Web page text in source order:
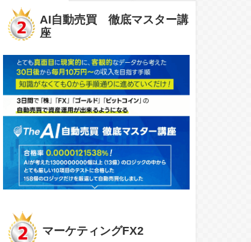
AI自動売買 徹底マスター講
座
マーケティングFX2